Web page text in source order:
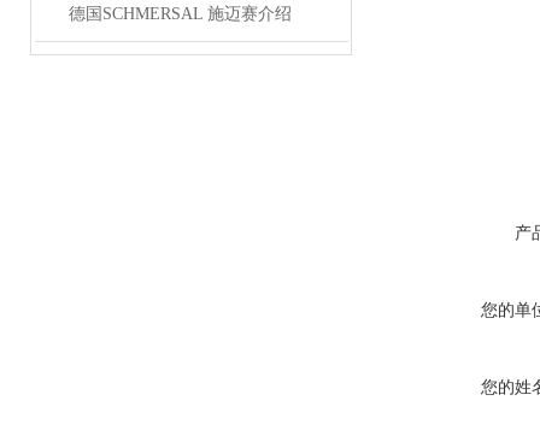
德国SCHMERSAL 施迈赛介绍
产
您的单
您的姓